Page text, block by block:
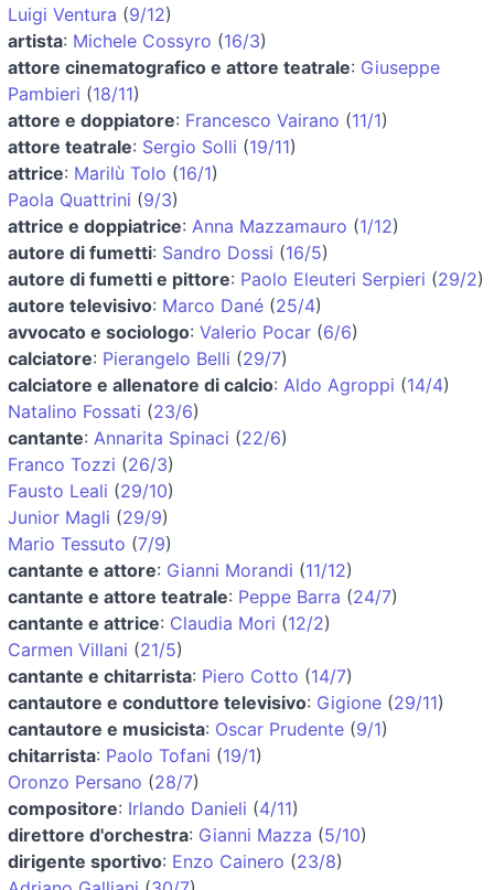
Luigi Ventura (9/12)
artista: Michele Cossyro (16/3)
attore cinematografico e attore teatrale: Giuseppe
Pambieri (18/11)
attore e doppiatore: Francesco Vairano (11/1)
attore teatrale: Sergio Solli (19/11)
attrice: Marilù Tolo (16/1)
Paola Quattrini (9/3)
attrice e doppiatrice: Anna Mazzamauro (1/12)
autore di fumetti: Sandro Dossi (16/5)
autore di fumetti e pittore: Paolo Eleuteri Serpieri (29/2)
autore televisivo: Marco Dané (25/4)
avvocato e sociologo: Valerio Pocar (6/6)
calciatore: Pierangelo Belli (29/7)
calciatore e allenatore di calcio: Aldo Agroppi (14/4)
Natalino Fossati (23/6)
cantante: Annarita Spinaci (22/6)
Franco Tozzi (26/3)
Fausto Leali (29/10)
Junior Magli (29/9)
Mario Tessuto (7/9)
cantante e attore: Gianni Morandi (11/12)
cantante e attore teatrale: Peppe Barra (24/7)
cantante e attrice: Claudia Mori (12/2)
Carmen Villani (21/5)
cantante e chitarrista: Piero Cotto (14/7)
cantautore e conduttore televisivo: Gigione (29/11)
cantautore e musicista: Oscar Prudente (9/1)
chitarrista: Paolo Tofani (19/1)
Oronzo Persano (28/7)
compositore: Irlando Danieli (4/11)
direttore d'orchestra: Gianni Mazza (5/10)
dirigente sportivo: Enzo Cainero (23/8)